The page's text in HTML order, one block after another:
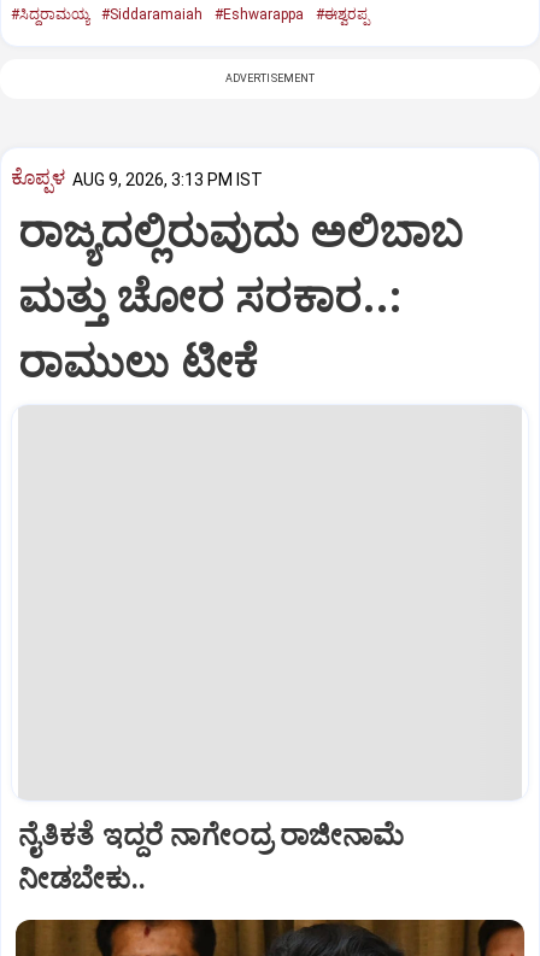
#ಸಿದ್ದರಾಮಯ್ಯ #Siddaramaiah #Eshwarappa #ಈಶ್ವರಪ್ಪ
ADVERTISEMENT
ಕೊಪ್ಪಳ AUG 9, 2026, 3:13 PM IST
ರಾಜ್ಯದಲ್ಲಿರುವುದು ಅಲಿಬಾಬ
ಮತ್ತು ಚೋರ ಸರಕಾರ..:
ರಾಮುಲು ಟೀಕೆ
ನೈತಿಕತೆ ಇದ್ದರೆ ನಾಗೇಂದ್ರ ರಾಜೀನಾಮೆ
ನೀಡಬೇಕು..